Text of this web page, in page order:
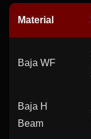
Material
Baja WF
Baja H
Beam